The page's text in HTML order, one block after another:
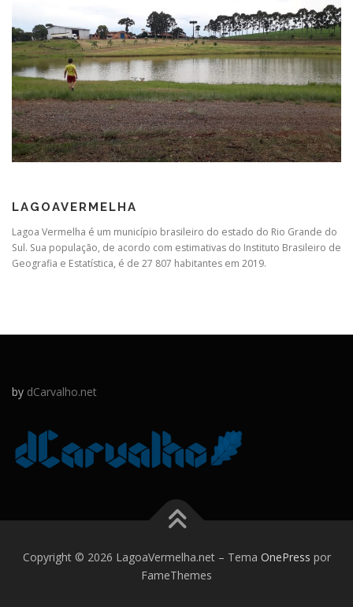
LAGOAVERMELHA
Lagoa Vermelha é um município brasileiro do estado do Rio Grande do
Sul. Sua população, de acordo com estimativas do Instituto Brasileiro de
Geografia e Estatística, é de 27 807 habitantes em 2019.
by dCarvalho.net
Copyright © 2026 LagoaVermelha.net – Tema OnePress por
FameThemes